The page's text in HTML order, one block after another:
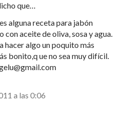
que…
alguna receta para jabón
con aceite de oliva, sosa y agua.
hacer algo un poquito más
bonito,q ue no sea muy difícil.
a las 0:06